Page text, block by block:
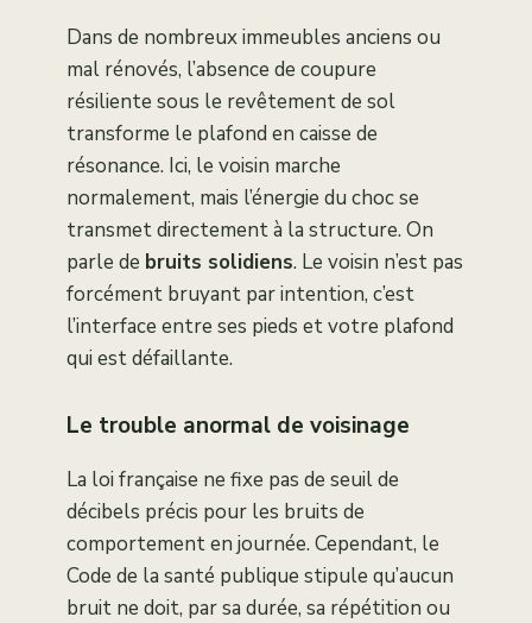
Dans de nombreux immeubles anciens ou
mal rénovés, l’absence de coupure
résiliente sous le revêtement de sol
transforme le plafond en caisse de
résonance. Ici, le voisin marche
normalement, mais l’énergie du choc se
transmet directement à la structure. On
parle de bruits solidiens. Le voisin n’est pas
forcément bruyant par intention, c’est
l’interface entre ses pieds et votre plafond
qui est défaillante.
Le trouble anormal de voisinage
La loi française ne fixe pas de seuil de
décibels précis pour les bruits de
comportement en journée. Cependant, le
Code de la santé publique stipule qu’aucun
bruit ne doit, par sa durée, sa répétition ou